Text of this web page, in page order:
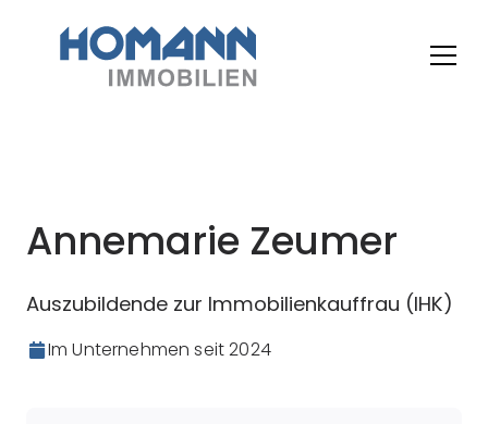
Annemarie Zeumer
Auszubildende zur Immobilienkauffrau (IHK)
Im Unternehmen seit2024